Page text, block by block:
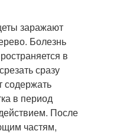
заражают
Болезнь
в
сразу
содержать
в период
После
частям,